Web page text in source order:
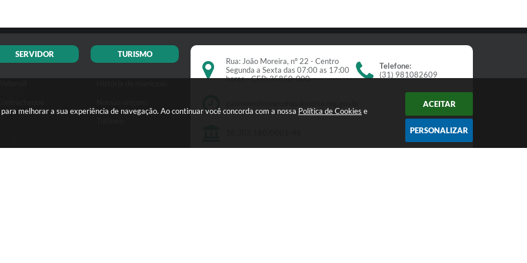
melhorar a sua experiência de navegação. Ao continuar você concorda com a nossa Política de Cookies e
ACEITAR
PERSONALIZAR
SERVIDOR TURISMO
Rua: João Moreira, nº 22 - Centro
Segunda a Sexta das 07:00 as 17:00
horas - CEP: 35850-000
Telefone:
(31) 981082609